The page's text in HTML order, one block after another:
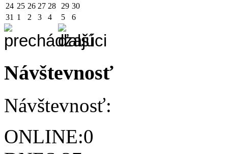
24 25 26 27 28 29 30
31 1 2 3 4 5 6
Návštevnosť
Návštevnosť:
ONLINE:0